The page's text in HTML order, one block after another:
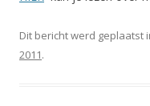
Dit bericht werd geplaatst
2011.